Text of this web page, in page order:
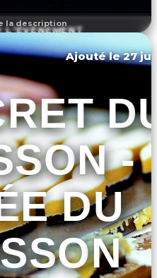
la description
L'ÉVÉNEMENT
Ajouté le 27
-
DU